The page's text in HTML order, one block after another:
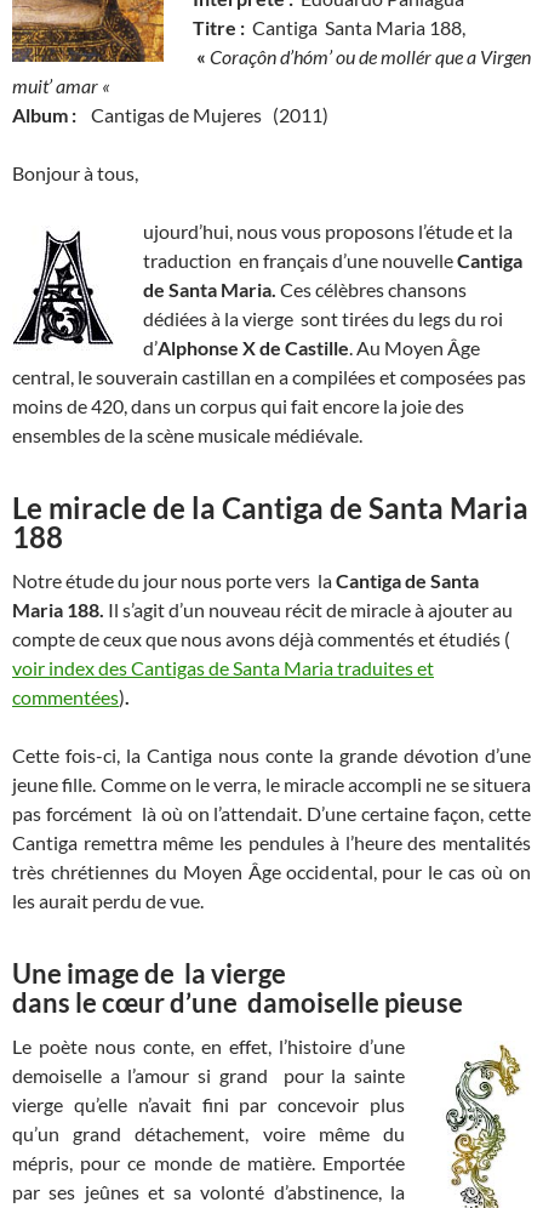
Titre : Cantiga Santa Maria 188,
« Coraçôn d’hóm’ ou de mollér que a Virgen
muit’ amar «
Album : Cantigas de Mujeres (2011)
Bonjour à tous,
ujourd’hui, nous vous proposons l’étude et la
traduction en français d’une nouvelleCantiga
de Santa Maria. Ces célèbres chansons
dédiées à la vierge sont tirées du legs du roi
d’Alphonse X de Castille. Au Moyen Âge
central, le souverain castillan en a compilées et composées pas
moins de 420, dans un corpus qui fait encore la joie des
ensembles de la scène musicale médiévale.
Le miracle de la Cantiga de Santa Maria
188
Notre étude du jour nous porte vers laCantiga de Santa
Maria 188. Il s’agit d’un nouveau récit de miracle à ajouter au
compte de ceux que nous avons déjà commentés et étudiés (
voir index des Cantigas de Santa Maria traduites et
commentées).
Cette fois-ci, la Cantiga nous conte la grande dévotion d’une
jeune fille. Comme on le verra, le miracle accompli ne se situera
pas forcément là où on l’attendait. D’une certaine façon, cette
Cantiga remettra même les pendules à l’heure des mentalités
très chrétiennes du Moyen Âge occidental, pour le cas où on
les aurait perdu de vue.
Une image de la vierge
dans le cœur d’une damoiselle pieuse
Le poète nous conte, en effet, l’histoire d’une
demoiselle a l’amour si grand pour la sainte
vierge qu’elle n’avait fini par concevoir plus
qu’un grand détachement, voire même du
mépris, pour ce monde de matière. Emportée
par ses jeûnes et sa volonté d’abstinence, la